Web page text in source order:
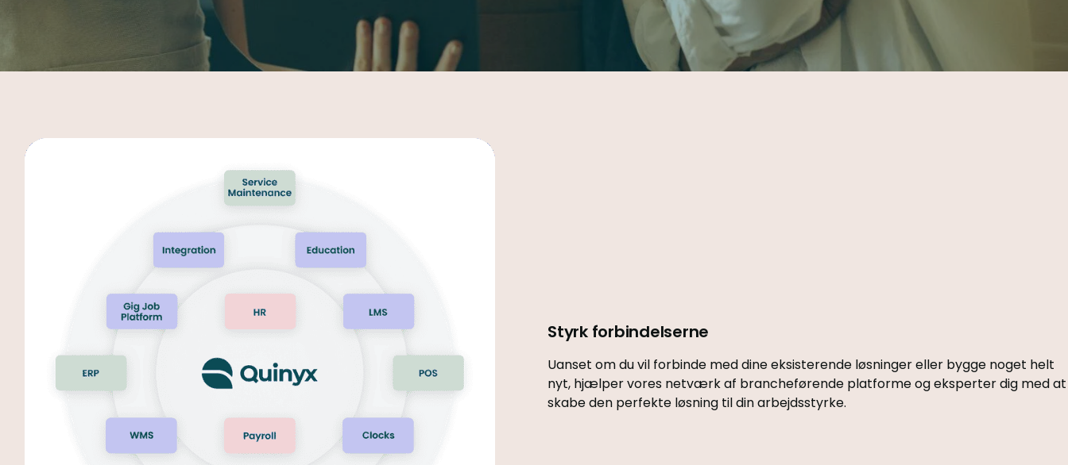
Styrk forbindelserne
Uanset om du vil forbinde med dine eksisterende løsninger eller bygge noget helt
nyt, hjælper vores netværk af brancheførende platforme og eksperter dig med at
skabe den perfekte løsning til din arbejdsstyrke.